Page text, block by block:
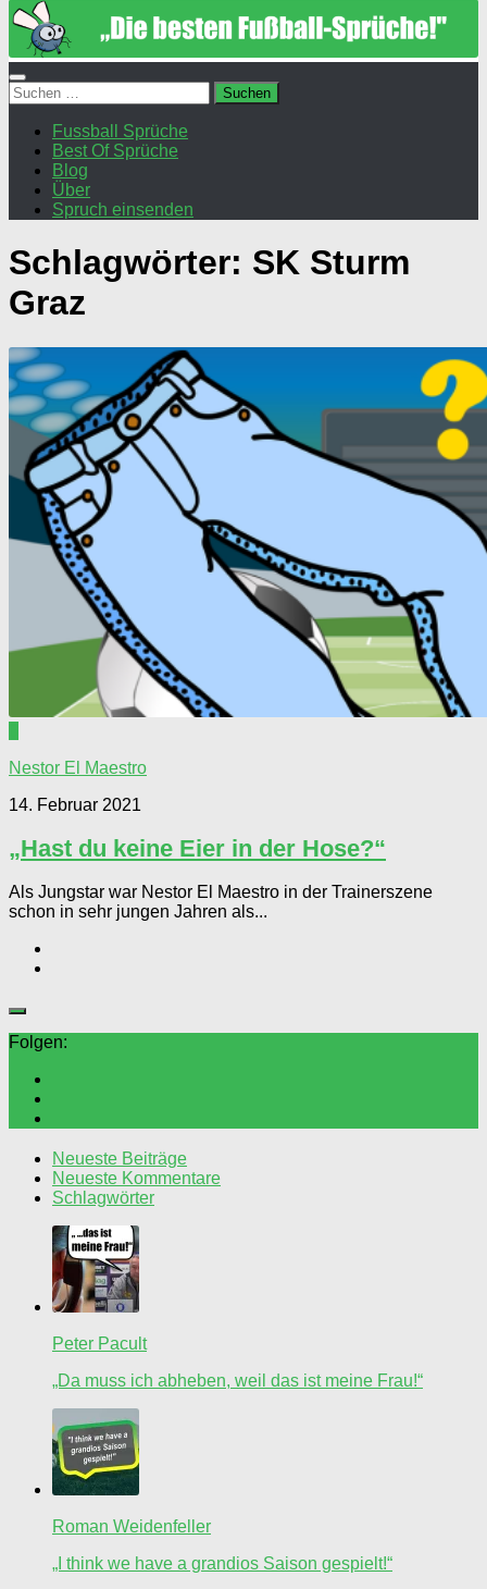
Suchen
nach:
Fussball Sprüche
Best Of Sprüche
Blog
Über
Spruch einsenden
Schlagwörter: SK Sturm
Graz
Nestor El Maestro
14. Februar 2021
„Hast du keine Eier in der Hose?“
Als Jungstar war Nestor El Maestro in der Trainerszene
schon in sehr jungen Jahren als...
Folgen:
Neueste Beiträge
Neueste Kommentare
Schlagwörter
Peter Pacult
„Da muss ich abheben, weil das ist meine Frau!“
Roman Weidenfeller
„I think we have a grandios Saison gespielt!“